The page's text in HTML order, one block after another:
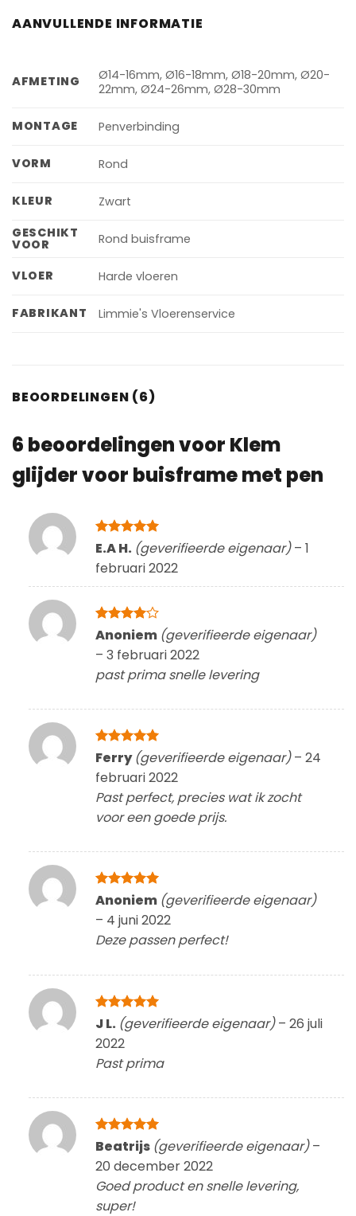
AANVULLENDE INFORMATIE
AFMETING
Ø14-16mm, Ø16-18mm, Ø18-20mm, Ø20-
22mm, Ø24-26mm, Ø28-30mm
MONTAGE Penverbinding
VORM Rond
KLEUR
Zwart
GESCHIKT
VOOR Rond buisframe
VLOER Harde vloeren
FABRIKANT Limmie's Vloerenservice
BEOORDELINGEN (6)
6 beoordelingen voor Klem
glijder voor buisframe met pen
Gewaardeerd
E.A H. (geverifieerde eigenaar) – 1
februari 2022
Gewaardeerd
4 uit 5
Anoniem (geverifieerde eigenaar)
– 3 februari 2022
past prima snelle levering
Gewaardeerd
uit 5
Ferry(geverifieerde eigenaar) – 24
februari 2022
Past perfect, precies wat ik zocht
voor een goede prijs.
Gewaardeerd
Anoniem (geverifieerde eigenaar)
– 4 juni 2022
Deze passen perfect!
Gewaardeerd
uit 5
J L. (geverifieerde eigenaar) – 26 juli
2022
Past prima
Gewaardeerd
Beatrijs (geverifieerde eigenaar) –
20 december 2022
Goed product en snelle levering,
super!